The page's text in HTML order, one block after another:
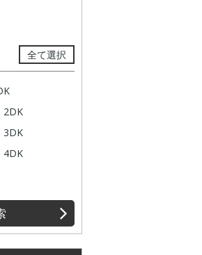
全て選択
2DK
3DK
4DK